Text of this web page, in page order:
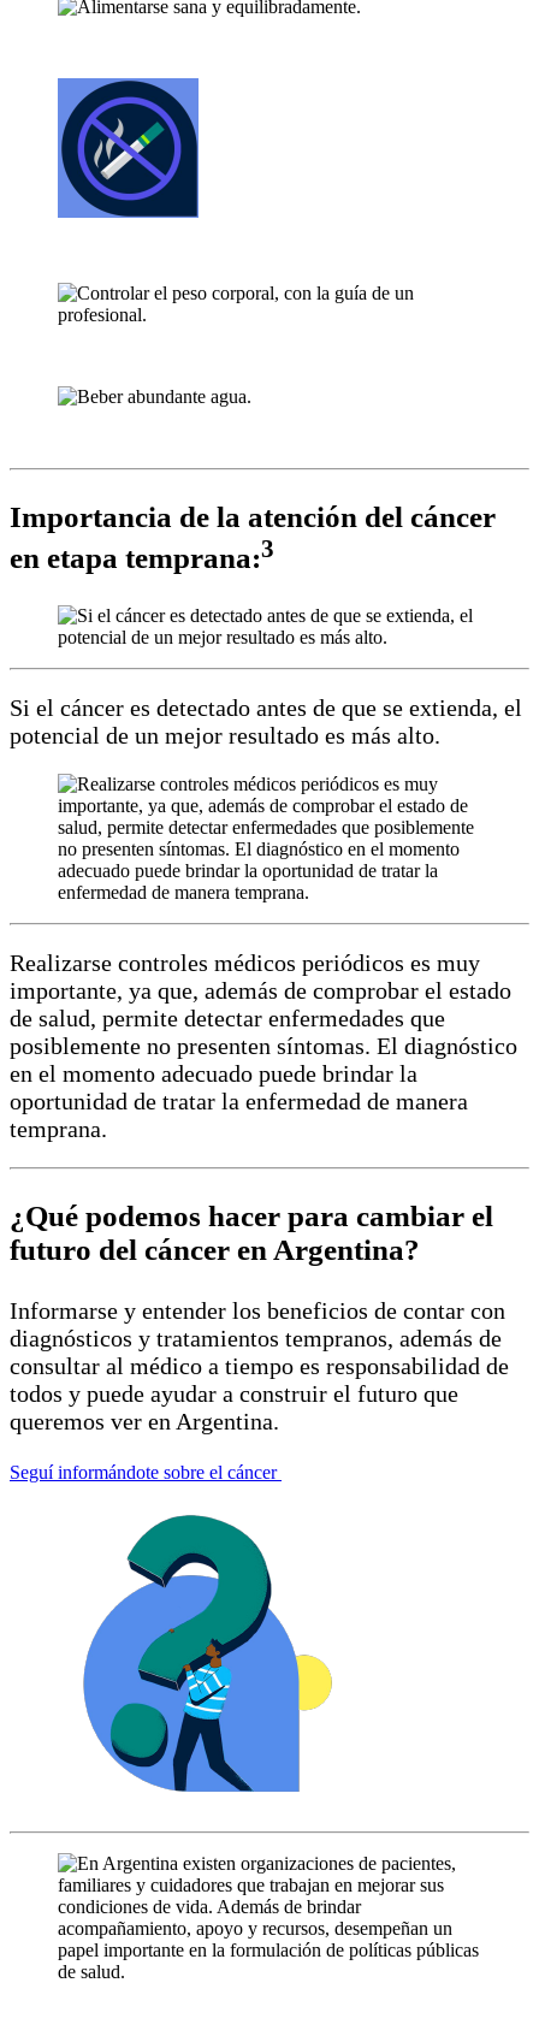
Importancia de la atención del cáncer
en etapa temprana:3
Si el cáncer es detectado antes de que se extienda, el
potencial de un mejor resultado es más alto.
Realizarse controles médicos periódicos es muy
importante, ya que, además de comprobar el estado
de salud, permite detectar enfermedades que
posiblemente no presenten síntomas. El diagnóstico
en el momento adecuado puede brindar la
oportunidad de tratar la enfermedad de manera
temprana.
¿Qué podemos hacer para cambiar el
futuro del cáncer en Argentina?
Informarse y entender los beneficios de contar con
diagnósticos y tratamientos tempranos, además de
consultar al médico a tiempo es responsabilidad de
todos y puede ayudar a construir el futuro que
queremos ver en Argentina.
Seguí informándote sobre el cáncer